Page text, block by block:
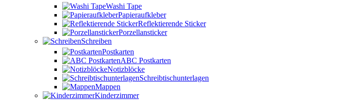
Washi Tape
Papieraufkleber
Reflektierende Sticker
Porzellansticker
Schreiben
Postkarten
ABC Postkarten
Notizblöcke
Schreibtischunterlagen
Mappen
Kinderzimmer